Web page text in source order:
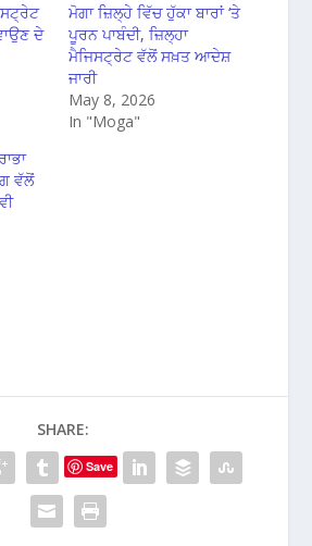
ਦੇ
ਮੋਗਾ ਜ਼ਿਲ੍ਹੇ ਵਿੱਚ ਹੁੱਕਾ ਬਾਰਾਂ ‘ਤੇ
ਪੂਰਨ ਪਾਬੰਦੀ, ਜ਼ਿਲ੍ਹਾ
ਮੈਜਿਸਟ੍ਰੇਟ ਵੱਲੋਂ ਸਖ਼ਤ ਆਦੇਸ਼
ਜਾਰੀ
May 8, 2026
In "Moga"
ਵੱਲੋਂ
SHARE:
Save